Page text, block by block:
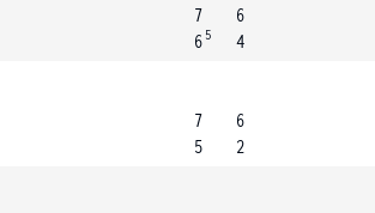
7
6 5
6
4
7
5
6
2